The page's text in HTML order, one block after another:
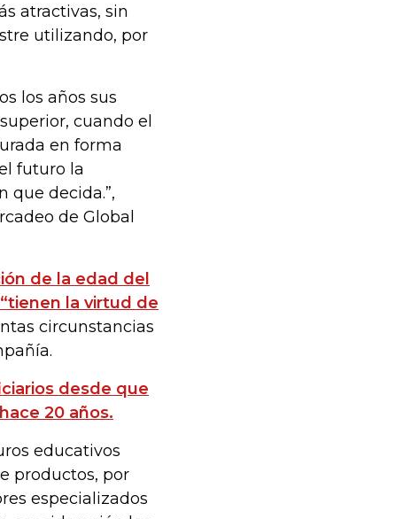
atractivas, sin
utilizando, por
los años sus
cuando el
en forma
futuro la
que decida.”,
de Global
de la edad del
la virtud de
circunstancias
desde que
20 años.
educativos
productos, por
especializados